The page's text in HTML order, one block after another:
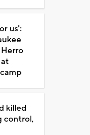
us':
killed
control,